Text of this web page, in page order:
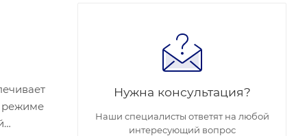
режиме
Нужна консультация?
Наши специалисты ответят на любой
интересующий вопрос